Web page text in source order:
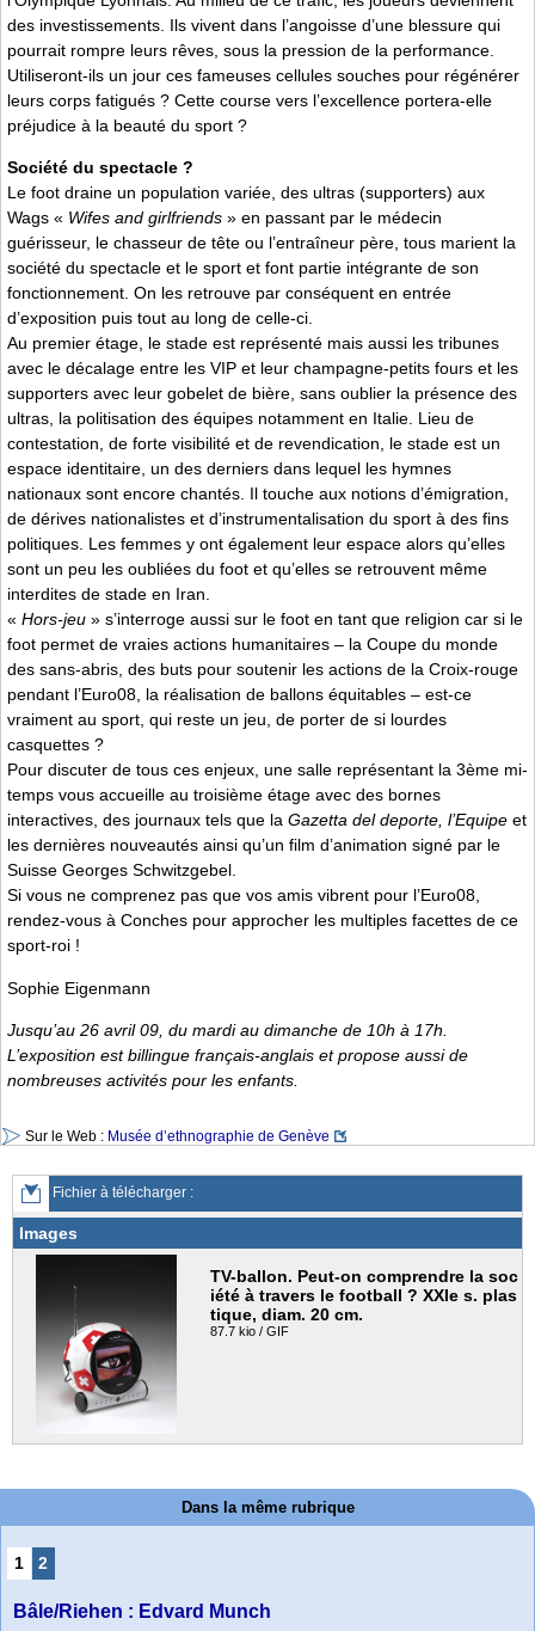
des investissements. Ils vivent dans l’angoisse d’une blessure qui
pourrait rompre leurs rêves, sous la pression de la performance.
Utiliseront-ils un jour ces fameuses cellules souches pour régénérer
leurs corps fatigués ? Cette course vers l’excellence portera-elle
préjudice à la beauté du sport ?
Société du spectacle ?
Le foot draine un population variée, des ultras (supporters) aux
Wags « Wifes and girlfriends » en passant par le médecin
guérisseur, le chasseur de tête ou l’entraîneur père, tous marient la
société du spectacle et le sport et font partie intégrante de son
fonctionnement. On les retrouve par conséquent en entrée
d’exposition puis tout au long de celle-ci.
Au premier étage, le stade est représenté mais aussi les tribunes
avec le décalage entre les VIP et leur champagne-petits fours et les
supporters avec leur gobelet de bière, sans oublier la présence des
ultras, la politisation des équipes notamment en Italie. Lieu de
contestation, de forte visibilité et de revendication, le stade est un
espace identitaire, un des derniers dans lequel les hymnes
nationaux sont encore chantés. Il touche aux notions d’émigration,
de dérives nationalistes et d’instrumentalisation du sport à des fins
politiques. Les femmes y ont également leur espace alors qu’elles
sont un peu les oubliées du foot et qu’elles se retrouvent même
interdites de stade en Iran.
« Hors-jeu » s’interroge aussi sur le foot en tant que religion car si le
foot permet de vraies actions humanitaires – la Coupe du monde
des sans-abris, des buts pour soutenir les actions de la Croix-rouge
pendant l’Euro08, la réalisation de ballons équitables – est-ce
vraiment au sport, qui reste un jeu, de porter de si lourdes
casquettes ?
Pour discuter de tous ces enjeux, une salle représentant la 3ème mi-
temps vous accueille au troisième étage avec des bornes
interactives, des journaux tels que la Gazetta del deporte, l’Equipe et
les dernières nouveautés ainsi qu’un film d’animation signé par le
Suisse Georges Schwitzgebel.
Si vous ne comprenez pas que vos amis vibrent pour l’Euro08,
rendez-vous à Conches pour approcher les multiples facettes de ce
sport-roi !
Sophie Eigenmann
Jusqu’au 26 avril 09, du mardi au dimanche de 10h à 17h.
L’exposition est billingue français-anglais et propose aussi de
nombreuses activités pour les enfants.
Sur le Web : Musée d’ethnographie de Genève
Fichier à télécharger :
Images
TV-ballon. Peut-on comprendre la soc
iété à travers le football ? XXIe s. plas
tique, diam. 20 cm.
87.7 kio / GIF
Dans la même rubrique
1 2
Bâle/Riehen : Edvard Munch